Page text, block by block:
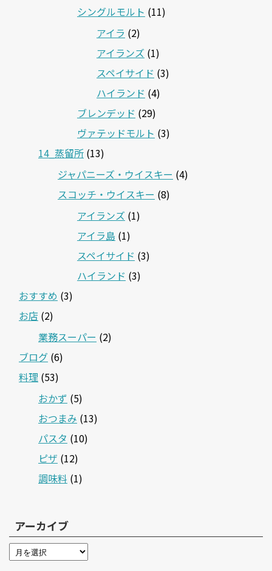
シングルモルト (11)
アイラ (2)
アイランズ (1)
スペイサイド (3)
ハイランド (4)
ブレンデッド (29)
ヴァテッドモルト (3)
14_蒸留所 (13)
ジャパニーズ・ウイスキー (4)
スコッチ・ウイスキー (8)
アイランズ (1)
アイラ島 (1)
スペイサイド (3)
ハイランド (3)
おすすめ (3)
お店 (2)
業務スーパー (2)
ブログ (6)
料理 (53)
おかず (5)
おつまみ (13)
パスタ (10)
ピザ (12)
調味料 (1)
アーカイブ